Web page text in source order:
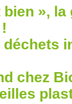
bien »,
chez